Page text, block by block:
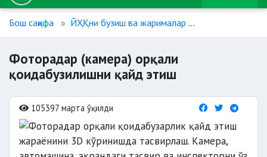
Бош саҳифа ЙҲҚни бузиш ва жарималар
Фоторадар (камера) орқали
қоидабузилишни қайд этиш
105397 марта ўқилди